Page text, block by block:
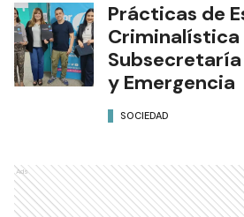
Prácticas de
Criminalística
y Emergencia
SOCIEDAD
Ads